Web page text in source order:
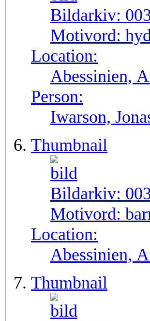
Bildarkiv:
Motivord:
Location:
Abessinien,
Person:
Iwarson,
Thumbnail
Bildarkiv:
Motivord:
Location:
Abessinien,
Thumbnail